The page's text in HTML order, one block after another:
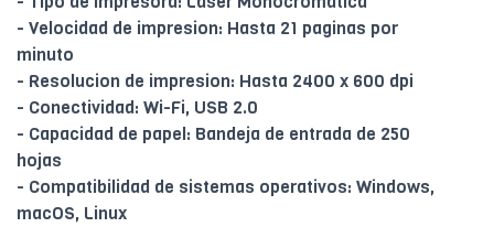
- Velocidad de impresion: Hasta 21 paginas por
minuto
- Resolucion de impresion: Hasta 2400 x 600 dpi
- Conectividad: Wi-Fi, USB 2.0
- Capacidad de papel: Bandeja de entrada de 250
hojas
- Compatibilidad de sistemas operativos: Windows,
macOS, Linux